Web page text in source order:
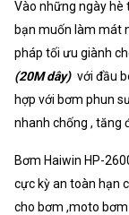
Vào những ngày hè
bạn muốn làm mát
pháp tối ưu giành
(20M dây) với đầu
hợp với bơm phun
nhanh chống , tăng
Bơm Haiwin HP-
cực kỳ an toàn hạn
cho bơm ,moto